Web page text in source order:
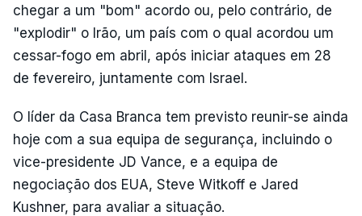
chegar a um "bom" acordo ou, pelo contrário, de
"explodir" o Irão, um país com o qual acordou um
cessar-fogo em abril, após iniciar ataques em 28
de fevereiro, juntamente com Israel.
O líder da Casa Branca tem previsto reunir-se ainda
hoje com a sua equipa de segurança, incluindo o
vice-presidente JD Vance, e a equipa de
negociação dos EUA, Steve Witkoff e Jared
Kushner, para avaliar a situação.